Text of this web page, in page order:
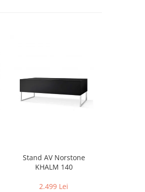
Stand AV Norstone
KHALM 140
2.499 Lei